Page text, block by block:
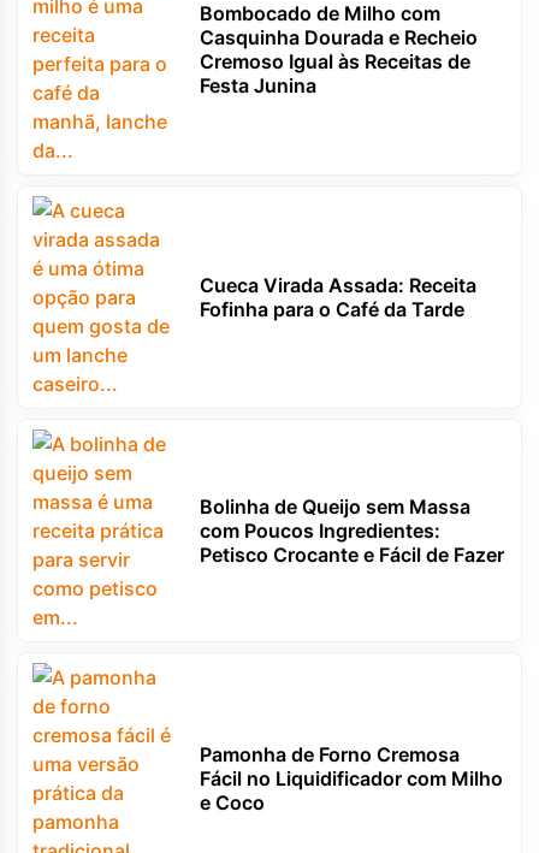
Bombocado de Milho com
Casquinha Dourada e Recheio
Cremoso Igual às Receitas de
Festa Junina
Cueca Virada Assada: Receita
Fofinha para o Café da Tarde
Bolinha de Queijo sem Massa
com Poucos Ingredientes:
Petisco Crocante e Fácil de Fazer
Pamonha de Forno Cremosa
Fácil no Liquidificador com Milho
e Coco